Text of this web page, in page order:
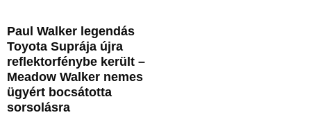
Paul Walker legendás
Toyota Suprája újra
reflektorfénybe került –
Meadow Walker nemes
ügyért bocsátotta
sorsolásra